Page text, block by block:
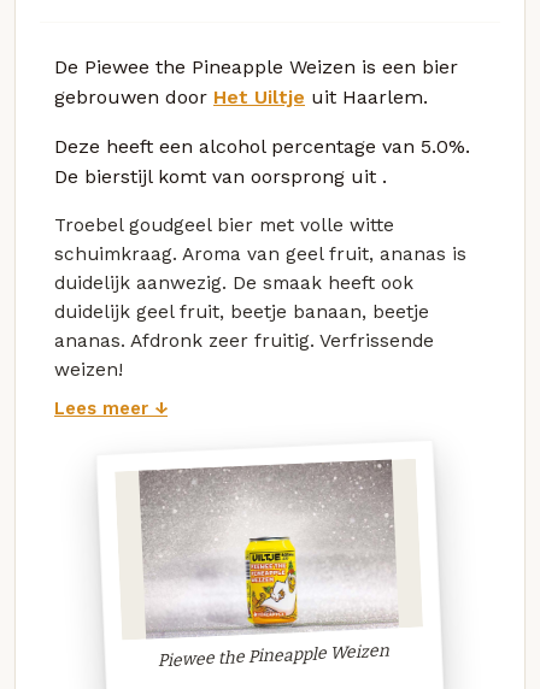
De Piewee the Pineapple Weizen is een bier
gebrouwen door Het Uiltje uit Haarlem.
Deze heeft een alcohol percentage van 5.0%.
De bierstijl komt van oorsprong uit .
Troebel goudgeel bier met volle witte
schuimkraag. Aroma van geel fruit, ananas is
duidelijk aanwezig. De smaak heeft ook
duidelijk geel fruit, beetje banaan, beetje
ananas. Afdronk zeer fruitig. Verfrissende
weizen!
Lees meer ↓
Piewee the Pineapple Weizen